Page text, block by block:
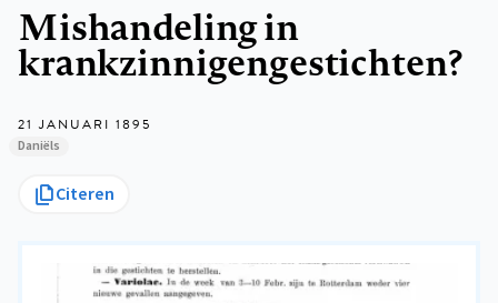
Mishandeling in
krankzinnigengestichten?
21 JANUARI 1895
Daniëls
Citeren